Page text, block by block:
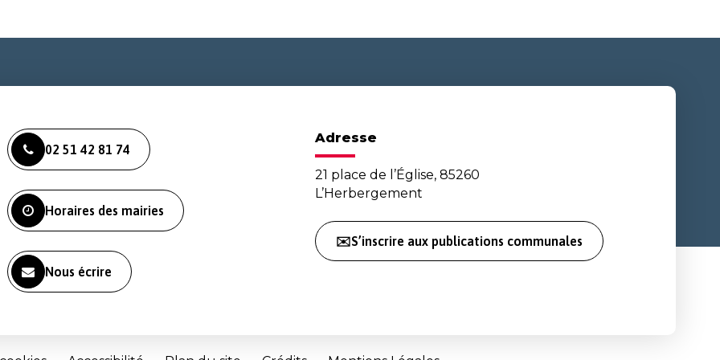
02 51 42 81 74
Horaires des mairies
Nous écrire
Adresse
21 place de l’Église, 85260
L’Herbergement
✉️S’inscrire aux publications communales